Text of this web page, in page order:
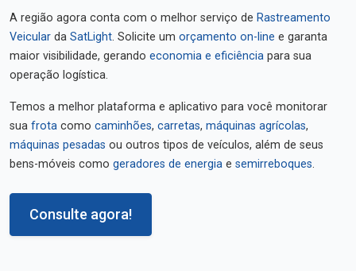
A região agora conta com o melhor serviço de Rastreamento
Veicular da SatLight. Solicite um orçamento on-line e garanta
maior visibilidade, gerando economia e eficiência para sua
operação logística.
Temos a melhor plataforma e aplicativo para você monitorar
sua frota como caminhões, carretas, máquinas agrícolas,
máquinas pesadas ou outros tipos de veículos, além de seus
bens-móveis como geradores de energia e semirreboques.
Consulte agora!